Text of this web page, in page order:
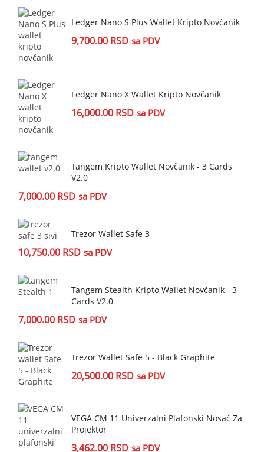
Ledger Nano S Plus Wallet Kripto Novčanik
9,700.00 RSD sa PDV
Ledger Nano X Wallet Kripto Novčanik
16,000.00 RSD sa PDV
Tangem Kripto Wallet Novčanik - 3 Cards
V2.0
7,000.00 RSD sa PDV
Trezor Wallet Safe 3
10,750.00 RSD sa PDV
Tangem Stealth Kripto Wallet Novčanik - 3
Cards V2.0
7,000.00 RSD sa PDV
Trezor Wallet Safe 5 - Black Graphite
20,500.00 RSD sa PDV
VEGA CM 11 Univerzalni Plafonski Nosač Za
Projektor
3,462.00 RSD sa PDV